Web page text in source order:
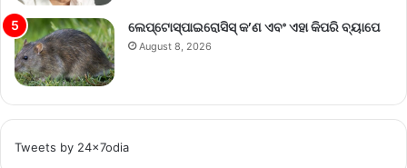
ଲେପ୍ଟୋସ୍ପାଇରୋସିସ୍ କ’ଣ ଏବଂ ଏହା କିପରି ବ୍ୟାପେ
August 8, 2026
Tweets by 24x7odia